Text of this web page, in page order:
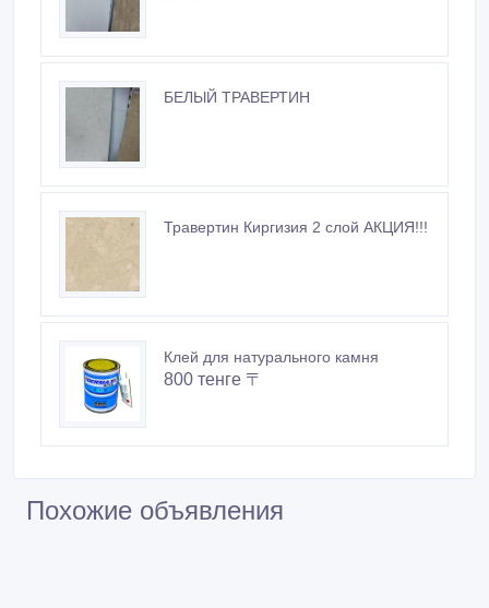
БЕЛЫЙ ТРАВЕРТИН
Травертин Киргизия 2 слой АКЦИЯ!!!
Клей для натурального камня
800 тенге 〒
Похожие объявления